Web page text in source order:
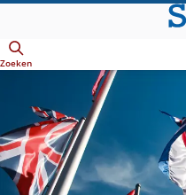
hoofdinhoud
Zoeken